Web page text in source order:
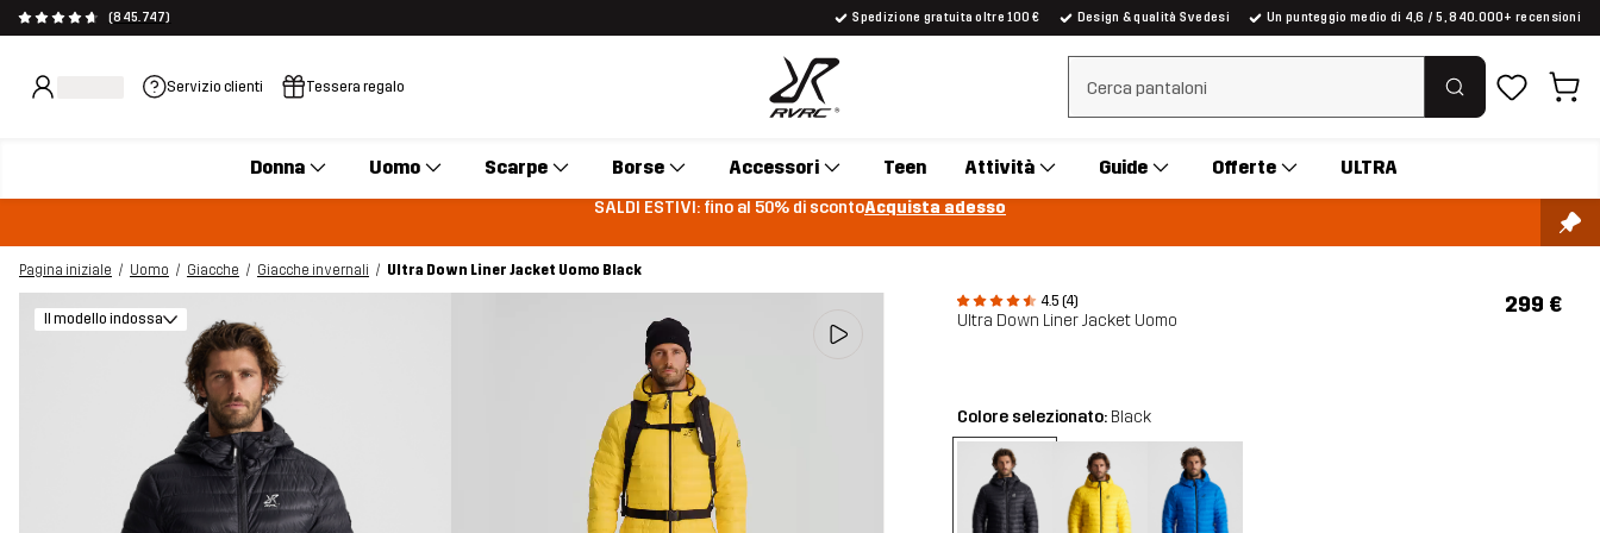
(845.747) Spedizione gratuita oltre 100 € Design & qualità Svedesi Un punteggio medio di 4,6 / 5, 840.000+ recensioni
Servizio clienti Tessera regalo Cancella ricerca
Donna Uomo Scarpe Borse Accessori Teen Attività Guide Offerte ULTRA
SALDI ESTIVI: fino al 50% di scontoAcquista adesso
Pagina iniziale Uomo Giacche Giacche invernali
Ultra Down Liner Jacket Uomo Black
4.5 (4)
Ultra Down Liner Jacket Uomo
299 €
Il modello indossa
Colore selezionato: Black